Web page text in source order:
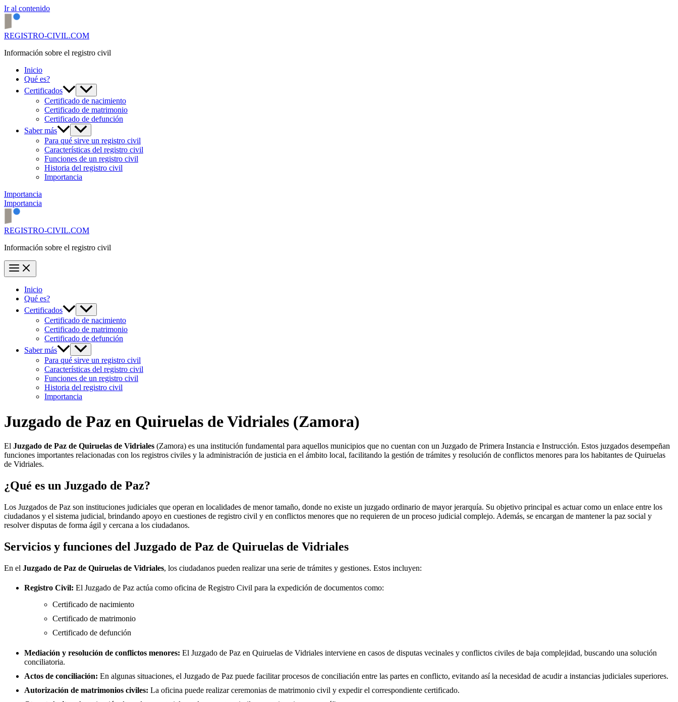
Ir al contenido
REGISTRO-CIVIL.COM
Información sobre el registro civil
Inicio
Qué es?
Certificados
Certificado de nacimiento
Certificado de matrimonio
Certificado de defunción
Saber más
Para qué sirve un registro civil
Características del registro civil
Funciones de un registro civil
Historia del registro civil
Importancia
Importancia
Importancia
REGISTRO-CIVIL.COM
Información sobre el registro civil
Inicio
Qué es?
Certificados
Certificado de nacimiento
Certificado de matrimonio
Certificado de defunción
Saber más
Para qué sirve un registro civil
Características del registro civil
Funciones de un registro civil
Historia del registro civil
Importancia
Juzgado de Paz en Quiruelas de Vidriales (Zamora)
El Juzgado de Paz de Quiruelas de Vidriales (Zamora) es una institución fundamental para aquellos municipios que no cuentan con un Juzgado de Primera Instancia e Instrucción. Estos juzgados desempeñan
funciones importantes relacionadas con los registros civiles y la administración de justicia en el ámbito local, facilitando la gestión de trámites y resolución de conflictos menores para los habitantes de Quiruelas
de Vidriales.
¿Qué es un Juzgado de Paz?
Los Juzgados de Paz son instituciones judiciales que operan en localidades de menor tamaño, donde no existe un juzgado ordinario de mayor jerarquía. Su objetivo principal es actuar como un enlace entre los
ciudadanos y el sistema judicial, brindando apoyo en cuestiones de registro civil y en conflictos menores que no requieren de un proceso judicial complejo. Además, se encargan de mantener la paz social y
resolver disputas de forma ágil y cercana a los ciudadanos.
Servicios y funciones del Juzgado de Paz de Quiruelas de Vidriales
En el Juzgado de Paz de Quiruelas de Vidriales, los ciudadanos pueden realizar una serie de trámites y gestiones. Estos incluyen:
Registro Civil: El Juzgado de Paz actúa como oficina de Registro Civil para la expedición de documentos como:
Certificado de nacimiento
Certificado de matrimonio
Certificado de defunción
Mediación y resolución de conflictos menores: El Juzgado de Paz en Quiruelas de Vidriales interviene en casos de disputas vecinales y conflictos civiles de baja complejidad, buscando una solución
conciliatoria.
Actos de conciliación: En algunas situaciones, el Juzgado de Paz puede facilitar procesos de conciliación entre las partes en conflicto, evitando así la necesidad de acudir a instancias judiciales superiores.
Autorización de matrimonios civiles: La oficina puede realizar ceremonias de matrimonio civil y expedir el correspondiente certificado.